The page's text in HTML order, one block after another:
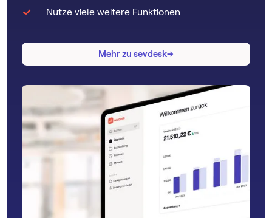
Nutze viele weitere Funktionen
Mehr zu sevdesk→
→